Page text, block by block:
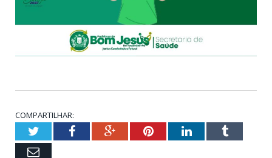
COMPARTILHAR:
TwitterFacebookGoogle+PinterestLinkedInTumblr
Email